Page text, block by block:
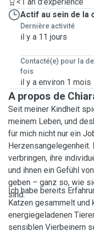
Actif au sein de la
Dernière activité
il y a 11 jours
Contacté(e) pour la
fois
il y a environ 1 mois
A propos de
Seit meiner Kindheit
meinem Leben, und
für mich nicht nur ein
verbringen, ihre
und ihnen ein Gefühl
geben – ganz so, wie
sind.
Ich habe bereits
Katzen gesammelt und
energiegeladenen
sensiblen Vierbeinern